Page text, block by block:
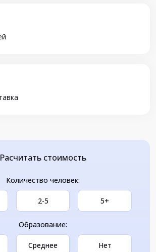
Расчитать стоимость
Количество человек:
2-5 5+
Образование:
Среднее Нет